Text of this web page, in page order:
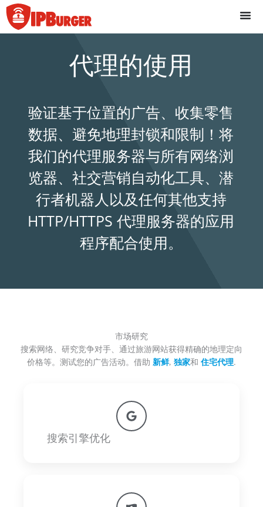
跳
至
内
代理的使用
验证基于位置的广告、收集零售
数据、避免地理封锁和限制！将
我们的代理服务器与所有网络浏
览器、社交营销自动化工具、潜
行者机器人以及任何其他支持
HTTP/HTTPS 代理服务器的应用
程序配合使用。
市场研究
搜索网络、研究竞争对手、通过旅游网站获得精确的地理定向
价格等。测试您的广告活动。借助 新鲜, 独家和 住宅代理.
搜索引擎优化